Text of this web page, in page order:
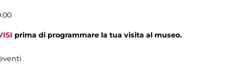
prima di programmare la tua visita al museo.